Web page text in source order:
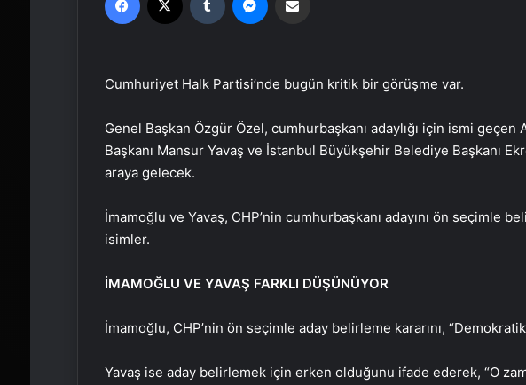
Cumhuriyet Halk Partisi’nde bugün kritik bir görüşme var.
Genel Başkan Özgür Özel, cumhurbaşkanı adaylığı için ismi
Başkanı Mansur Yavaş ve İstanbul Büyükşehir Belediye Başkanı
araya gelecek.
İmamoğlu ve Yavaş, CHP’nin cumhurbaşkanı adayını ön seçimle
isimler.
İMAMOĞLU VE YAVAŞ FARKLI DÜŞÜNÜYOR
İmamoğlu, CHP’nin ön seçimle aday belirleme kararını,
Yavaş ise aday belirlemek için erken olduğunu ifade ederek, “O